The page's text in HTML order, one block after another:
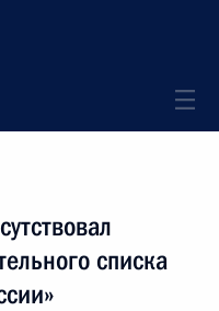
списка